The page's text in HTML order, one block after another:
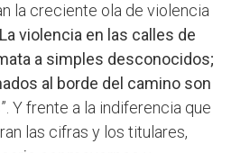
la creciente ola de violencia
La violencia en las calles de
a simples desconocidos;
al borde del camino son
”. Y frente a la indiferencia que
las cifras y los titulares,